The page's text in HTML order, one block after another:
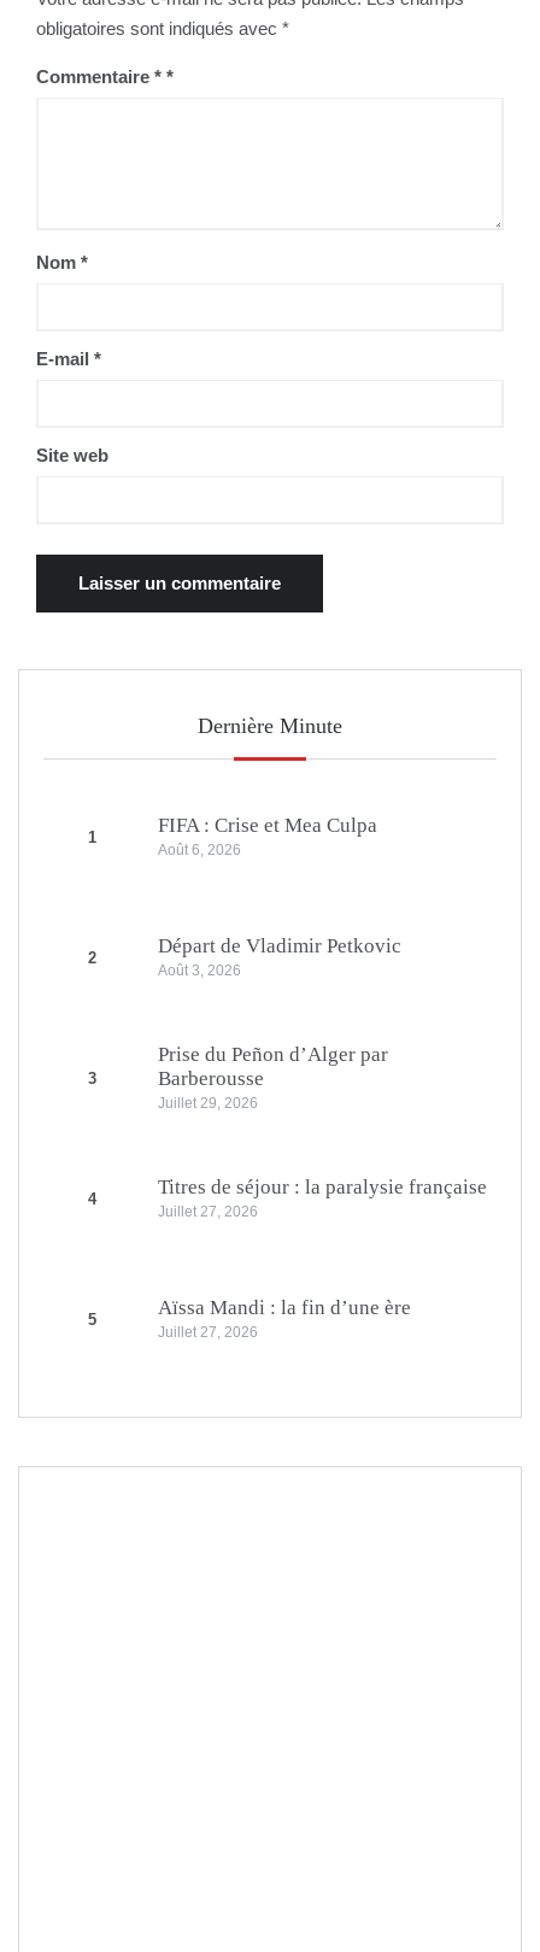
obligatoires sont indiqués avec *
Commentaire *
Nom *
E-mail *
Site web
Dernière Minute
1
FIFA : Crise et Mea Culpa
Août 6, 2026
2
Départ de Vladimir Petkovic
Août 3, 2026
3
Prise du Peñon d’Alger par
Barberousse
Juillet 29, 2026
4
Titres de séjour : la paralysie française
Juillet 27, 2026
5
Aïssa Mandi : la fin d’une ère
Juillet 27, 2026